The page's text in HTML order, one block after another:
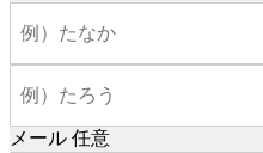
メール 任意